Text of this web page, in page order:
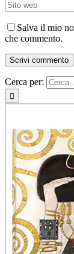
Salva il mio
che commento.
Cerca per: